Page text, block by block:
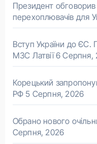
Президент
перехоплювачів для
Вступ України до ЄС.
МЗС Латвії 6 Серпня,
Корецький
РФ 5 Серпня, 2026
Обрано нового
Серпня, 2026